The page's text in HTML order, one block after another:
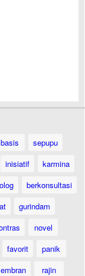
basis
sepupu
inisiatif
karmina
berkonsultasi
gurindam
novel
favorit
panik
rajin